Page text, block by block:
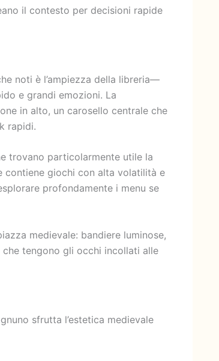
il contesto per decisioni rapide
noti è l’ampiezza della libreria—
e grandi emozioni. La
in alto, un carosello centrale che
rapidi.
trovano particolarmente utile la
contiene giochi con alta volatilità e
profondamente i menu se
medievale: bandiere luminose,
tengono gli occhi incollati alle
sfrutta l’estetica medievale